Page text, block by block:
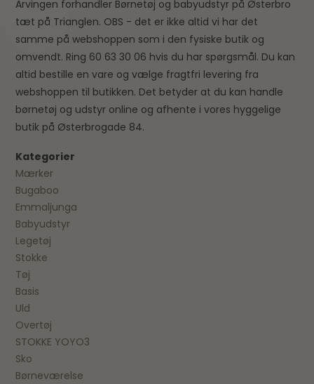
Arvingen forhandler Børnetøj og babyudstyr på Østerbro
tæt på Trianglen. OBS - det er ikke altid vi har det
samme på webshoppen som i den fysiske butik og
omvendt. Ring 60 63 30 06 hvis du har spørgsmål. Du kan
altid bestille en vare og vælge fragtfri levering fra
webshoppen til butikken. Det betyder at du kan handle
børnetøj og udstyr online og afhente i vores hyggelige
butik på Østerbrogade 84.
Kategorier
Mærker
Bugaboo
Emmaljunga
Babyudstyr
Legetøj
Stokke
Tøj
Basis
Uld
Overtøj
STOKKE YOYO3
Sko
Børneværelse